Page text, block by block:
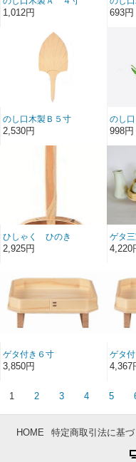
1,012円 693円
のし口木製Ｂ５寸
2,530円
のし
998円
ひしゃく ひのき
2,925円
ゲタ
4,220
ゲタ付き６寸
3,850円
ゲタ
4,367
1 2 3 4 5
HOME 特定商取引法に基